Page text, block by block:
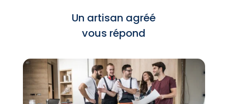
Un artisan agréé
vous répond